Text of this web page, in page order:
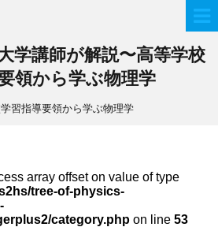
講師が解説〜高等学校
領から学ぶ物理学
習指導要領から学ぶ物理学
array offset on value of type
tree-of-physics-
category.php on line 53